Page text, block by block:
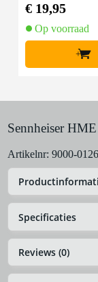
€ 19,95
Op voorraad
+
Sennheiser
Artikelnr: 9000-
Specificaties
Reviews (0)